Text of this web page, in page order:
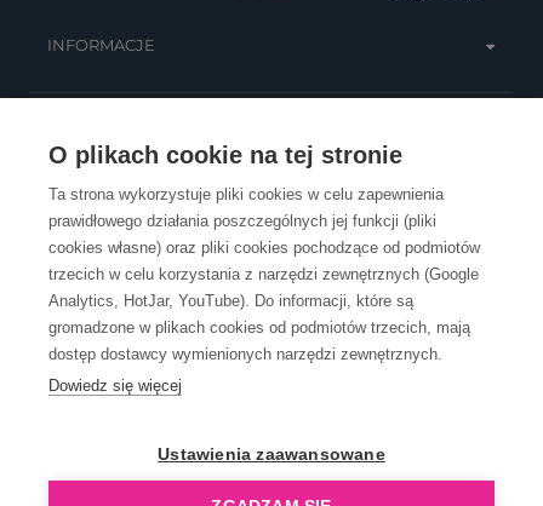
O plikach cookie na tej stronie
Ta strona wykorzystuje pliki cookies w celu zapewnienia
prawidłowego działania poszczególnych jej funkcji (pliki
cookies własne) oraz pliki cookies pochodzące od podmiotów
trzecich w celu korzystania z narzędzi zewnętrznych (Google
Analytics, HotJar, YouTube). Do informacji, które są
gromadzone w plikach cookies od podmiotów trzecich, mają
dostęp dostawcy wymienionych narzędzi zewnętrznych.
Dowiedz się więcej
Ustawienia zaawansowane
INFORMACJE
OBSŁUGA KLIENTA
KONTAKT
OpenGift jest częścią ReflectGroup.